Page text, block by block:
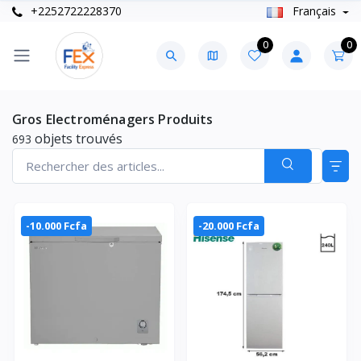
+2252722228370 Français
0 0
Gros Electroménagers Produits
693 objets trouvés
-10.000 Fcfa -20.000 Fcfa